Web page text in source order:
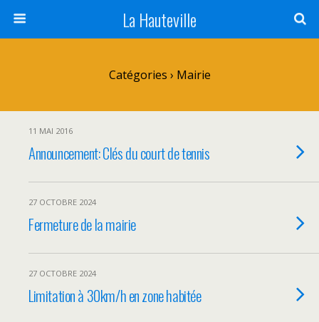
La Hauteville
Catégories › Mairie
11 MAI 2016
Announcement: Clés du court de tennis
27 OCTOBRE 2024
Fermeture de la mairie
27 OCTOBRE 2024
Limitation à 30km/h en zone habitée